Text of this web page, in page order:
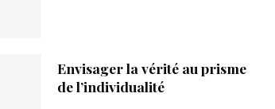
Envisager la vérité au prisme
de l’individualité